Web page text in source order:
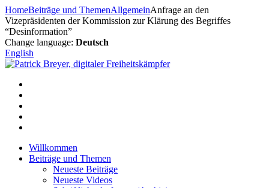
Zum
Inhalt
springen
HomeBeiträge und ThemenAllgemeinAnfrage an den
Vizepräsidenten der Kommission zur Klärung des Begriffes
“Desinformation”
Change language: Deutsch
English
Willkommen
Beiträge und Themen
Neueste Beiträge
Neueste Videos